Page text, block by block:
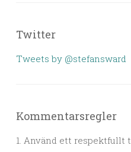
Twitter
Tweets by @stefansward
Kommentarsregler
1. Använd ett respektfullt